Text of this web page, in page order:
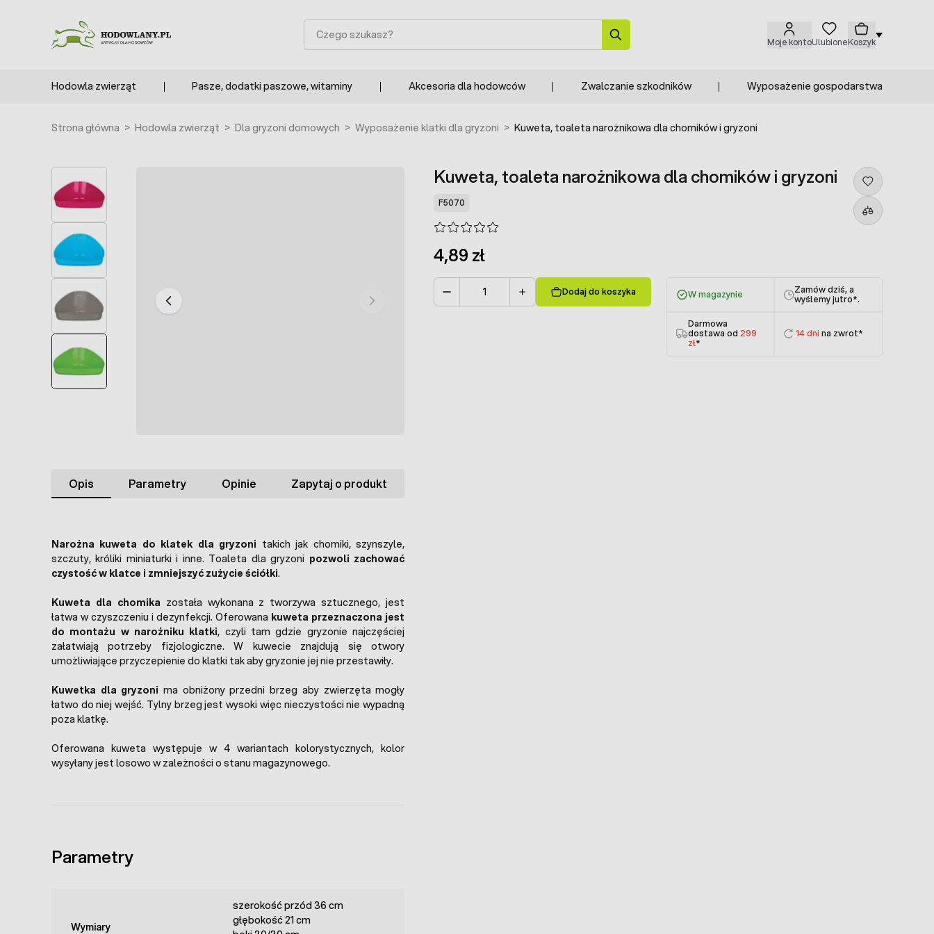
Moje kontoUlubioneKoszyk
Szukaj
Hodowla zwierząt Pasze, dodatki paszowe, witaminy Akcesoria dla hodowców Zwalczanie szkodników Wyposażenie gospodarstwa
Strona główna > Hodowla zwierząt > Dla gryzoni domowych > Wyposażenie klatki dla gryzoni > Kuweta, toaleta narożnikowa dla chomików i gryzoni
Kuweta, toaleta narożnikowa dla chomików i gryzoni
F5070
4,89 zł
Dodaj do koszyka W magazynie
Zamów dziś, a
wyślemy jutro*.
Darmowa
dostawa od 299
zł*
14 dni na zwrot*
Opis Parametry Opinie Zapytaj o produkt
Narożna kuweta do klatek dla gryzoni takich jak chomiki, szynszyle,
szczuty, króliki miniaturki i inne. Toaleta dla gryzoni pozwoli zachować
czystość w klatce i zmniejszyć zużycie ściółki.
Kuweta dla chomika została wykonana z tworzywa sztucznego, jest
łatwa w czyszczeniu i dezynfekcji. Oferowana kuweta przeznaczona jest
do montażu w narożniku klatki, czyli tam gdzie gryzonie najczęściej
załatwiają potrzeby fizjologiczne. W kuwecie znajdują się otwory
umożliwiające przyczepienie do klatki tak aby gryzonie jej nie przestawiły.
Kuwetka dla gryzoni ma obniżony przedni brzeg aby zwierzęta mogły
łatwo do niej wejść. Tylny brzeg jest wysoki więc nieczystości nie wypadną
poza klatkę.
Oferowana kuweta występuje w 4 wariantach kolorystycznych, kolor
wysyłany jest losowo w zależności o stanu magazynowego.
Parametry
Wymiary
szerokość przód 36 cm
głębokość 21 cm